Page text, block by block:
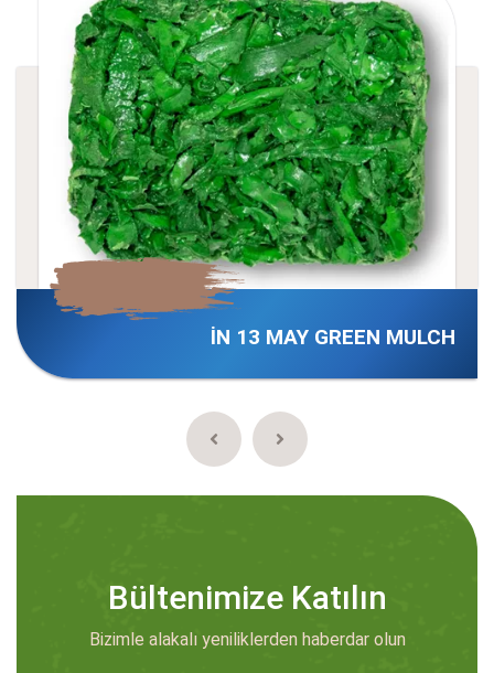
İN 13 MAY GREEN MULCH
Bültenimize Katılın
Bizimle alakalı yeniliklerden haberdar olun